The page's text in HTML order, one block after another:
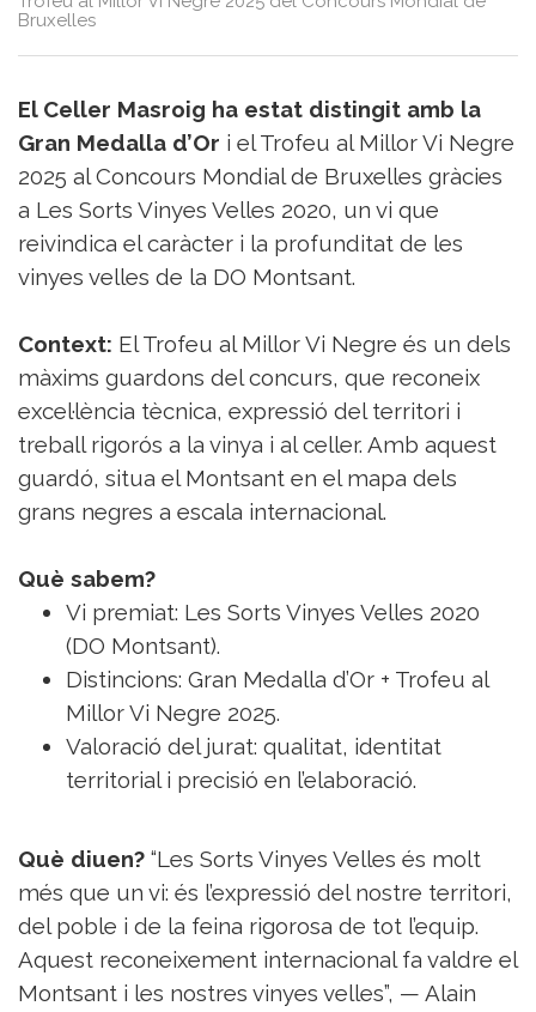
Sorteigs
Bruxelles
El Celler Masroig ha estat distingit amb la
Gran Medalla d’Or i el Trofeu al Millor Vi Negre
2025 al Concours Mondial de Bruxelles gràcies
a Les Sorts Vinyes Velles 2020, un vi que
reivindica el caràcter i la profunditat de les
vinyes velles de la DO Montsant.
Context: El Trofeu al Millor Vi Negre és un dels
màxims guardons del concurs, que reconeix
excel·lència tècnica, expressió del territori i
treball rigorós a la vinya i al celler. Amb aquest
guardó, situa el Montsant en el mapa dels
grans negres a escala internacional.
Què sabem?
Vi premiat: Les Sorts Vinyes Velles 2020
(DO Montsant).
Distincions: Gran Medalla d’Or + Trofeu al
Millor Vi Negre 2025.
Valoració del jurat: qualitat, identitat
territorial i precisió en l’elaboració.
Què diuen? “Les Sorts Vinyes Velles és molt
més que un vi: és l’expressió del nostre territori,
del poble i de la feina rigorosa de tot l’equip.
Aquest reconeixement internacional fa valdre el
Montsant i les nostres vinyes velles”, — Alain